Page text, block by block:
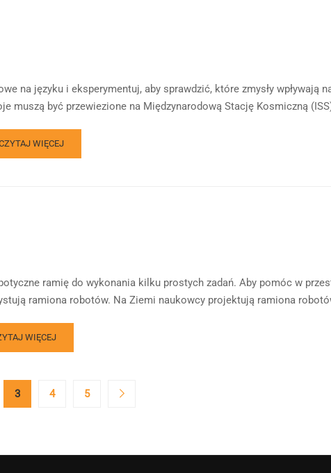
na języku i eksperymentuj, aby sprawdzić, które zmysły wpływają
muszą być przewiezione na Międzynarodową Stację Kosmiczną
WIĘCEJ
ramię do wykonania kilku prostych zadań. Aby pomóc w
ramiona robotów. Na Ziemi naukowcy projektują ramiona
WIĘCEJ
3 4 5